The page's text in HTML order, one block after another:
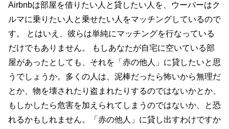
Airbnbは部屋を借りたい人と貸したい人を、ウーバーはク
ルマに乗りたい人と乗せたい人をマッチングしているので
す。 とはいえ、彼らは単純にマッチングを行なっている
だけでもありません。 もしあなたが自宅に空いている部
屋があったとしても、それを「赤の他人」に貸したいと思
うでしょうか。多くの人は、泥棒だったら怖いから無理だ
とか、物を壊されたり盗まれたりするのではないかとか、
もしかしたら危害を加えられてしまうのではないか、と恐
れるかもしれません。「赤の他人」に貸し出すわけですか